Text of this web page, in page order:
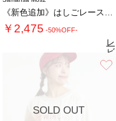
￥2,475 -50%OFF-
4.9
レ
ビ
ュ
ー
SOLD OUT